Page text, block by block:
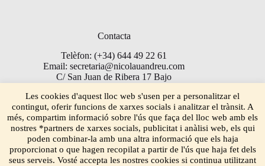
Contacta
Telèfon: (+34) 644 49 22 61
Email: secretaria@nicolauandreu.com
C/ San Juan de Ribera 17 Bajo
Les cookies d'aquest lloc web s'usen per a personalitzar el
contingut, oferir funcions de xarxes socials i analitzar el trànsit. A
més, compartim informació sobre l'ús que faça del lloc web amb els
nostres *partners de xarxes socials, publicitat i anàlisi web, els qui
poden combinar-la amb una altra informació que els haja
proporcionat o que hagen recopilat a partir de l'ús que haja fet dels
seus serveis. Vosté accepta les nostres cookies si continua utilitzant